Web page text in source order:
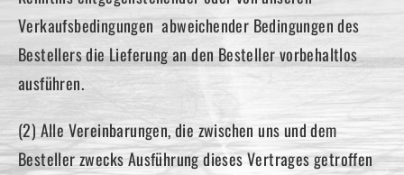
Verkaufsbedingungen abweichender Bedingungen des
Bestellers die Lieferung an den Besteller vorbehaltlos
ausführen.
(2) Alle Vereinbarungen, die zwischen uns und dem
Besteller zwecks Ausführung dieses Vertrages getroffen